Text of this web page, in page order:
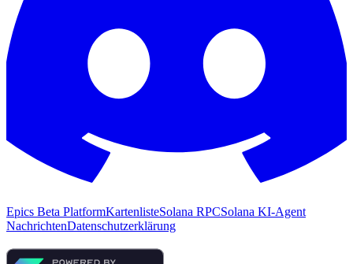
Epics Beta PlatformKartenlisteSolana RPCSolana KI-Agent
NachrichtenDatenschutzerklärung